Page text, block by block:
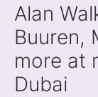
Alan
Buuren,
more at
Dubai